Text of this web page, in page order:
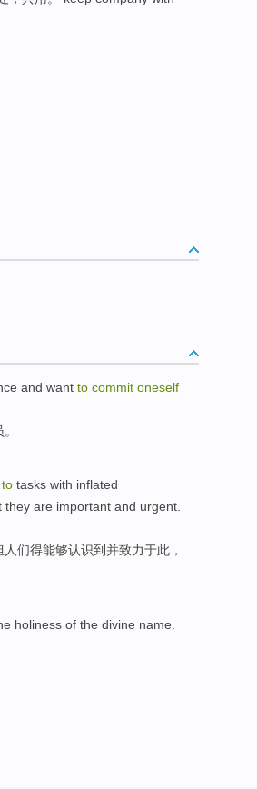
and want to commit oneself
。
to tasks with inflated
they are important and urgent
人们得能够认识到并致力于此，
holiness of the divine name.